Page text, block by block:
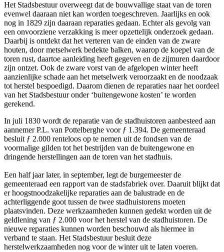
Het Stadsbestuur overweegt dat de bouwvallige staat van de toren
evenwel daaraan niet kan worden toegeschreven. Jaarlijks en ook
nog in 1829 zijn daaraan reparaties gedaan. Echter als gevolg van
een onvoorziene verzakking is meer opzettelijk onderzoek gedaan.
Daarbij is ontdekt dat het verteren van de einden van de zware
houten, door metselwerk bedekte balken, waarop de koepel van de
toren rust, daartoe aanleiding heeft gegeven en de zijmuren daardoor
zijn ontzet. Ook de zware vorst van de afgelopen winter heeft
aanzienlijke schade aan het metselwerk veroorzaakt en de noodzaak
tot herstel bespoedigd. Daarom dienen de reparaties naar het oordeel
van het Stadsbestuur onder ‘buitengewone kosten’ te worden
gerekend.
In juli 1830 wordt de reparatie van de stadhuistoren aanbesteed aan
aannemer P.L. van Pottelberghe voor ƒ 1.394. De gemeenteraad
besluit ƒ 2.000 renteloos op te nemen uit de fondsen van de
voormalige gilden tot het bestrijden van de buitengewone en
dringende herstellingen aan de toren van het stadhuis.
Een half jaar later, in september, legt de burgemeester de
gemeenteraad een rapport van de stadsfabriek over. Daaruit blijkt dat
er hoogstnoodzakelijke reparaties aan de balustrade en de
achterliggende goot tussen de twee stadhuistorens moeten
plaatsvinden. Deze werkzaamheden kunnen gedekt worden uit de
geldlening van ƒ 2.000 voor het herstel van de stadhuistoren. De
nieuwe reparaties kunnen worden beschouwd als hiermee in
verband te staan. Het Stadsbestuur besluit deze
herstelwerkzaamheden nog voor de winter uit te laten voeren.